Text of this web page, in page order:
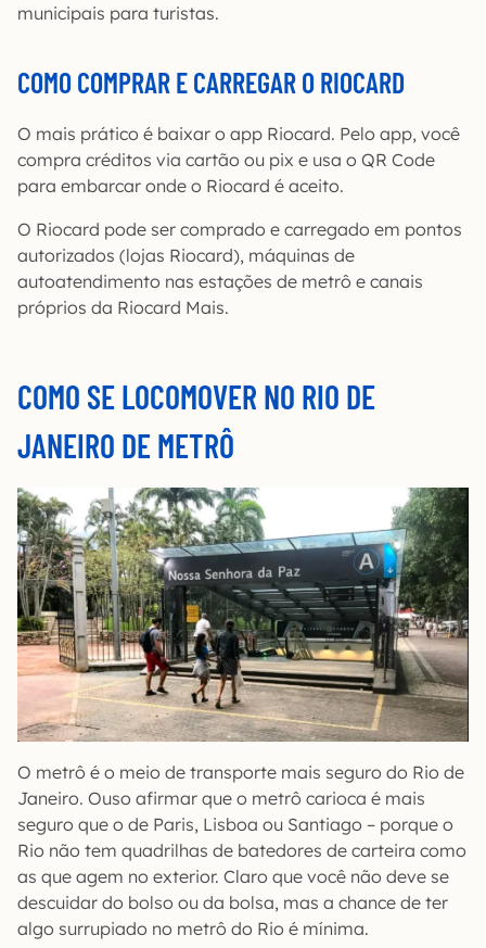
municipais para turistas.
COMO COMPRAR E CARREGAR O RIOCARD
O mais prático é baixar o app Riocard. Pelo app, você
compra créditos via cartão ou pix e usa o QR Code
para embarcar onde o Riocard é aceito.
O Riocard pode ser comprado e carregado em pontos
autorizados (lojas Riocard), máquinas de
autoatendimento nas estações de metrô e canais
próprios da Riocard Mais.
COMO SE LOCOMOVER NO RIO DE
JANEIRO DE METRÔ
O metrô é o meio de transporte mais seguro do Rio de
Janeiro. Ouso afirmar que o metrô carioca é mais
seguro que o de Paris, Lisboa ou Santiago – porque o
Rio não tem quadrilhas de batedores de carteira como
as que agem no exterior. Claro que você não deve se
descuidar do bolso ou da bolsa, mas a chance de ter
algo surrupiado no metrô do Rio é mínima.